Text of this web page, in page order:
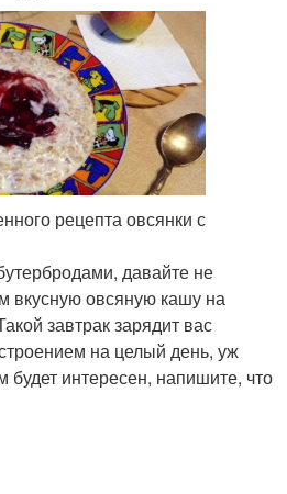
рецепта овсянки с
давайте не
вкусную овсяную кашу на
завтрак зарядит вас
на целый день, уж
интересен, напишите, что